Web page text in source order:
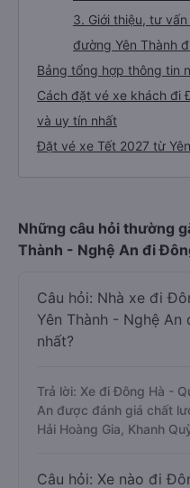
3. Giới thiệu, tư
đường Yên Thành
Bảng tổng hợp thông tin
Cách đặt vé xe khách đi
và uy tín nhất
Đặt vé xe Tết 2027 từ
Những câu hỏi thường
Thành - Nghệ An đi
Câu hỏi: Nhà xe đi
Yên Thành - Nghệ
nhất?
Trả lời: Xe đi Đông Hà -
An được đánh giá chất
Hải Hoàng Gia, Khanh
Câu hỏi: Xe nào đi